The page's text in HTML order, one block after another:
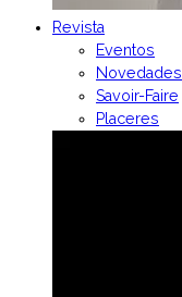
Revista
Eventos
Novedades
Savoir-Faire
Placeres